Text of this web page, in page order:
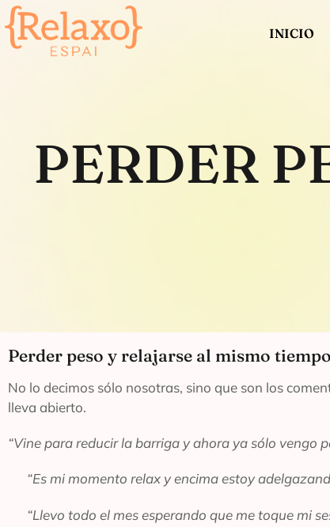
INICIO
PERDER
Perder peso y relajarse al mismo
No lo decimos sólo nosotras, sino que son los
lleva abierto.
“Vine para reducir la barriga y ahora ya sólo vengo
“Es mi momento relax y encima estoy
“Llevo todo el mes esperando que me toque mi